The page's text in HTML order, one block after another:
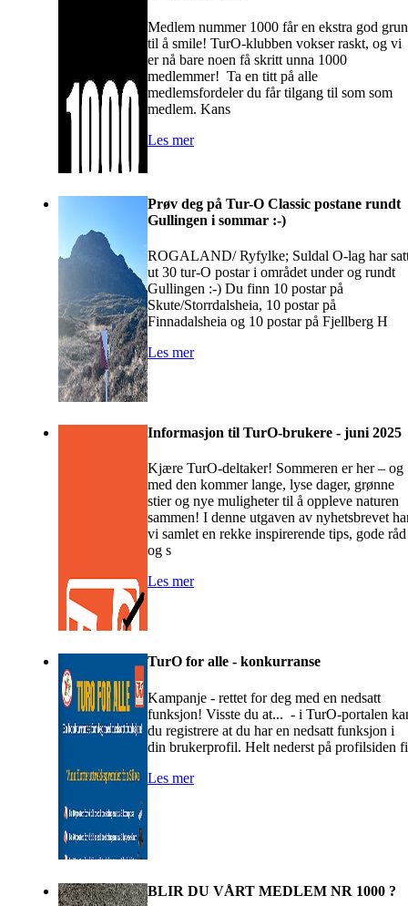
Medlem nummer 1000 får en ekstra god
til å smile! TurO-klubben vokser raskt, og vi
er nå bare noen få skritt unna 1000
medlemmer! Ta en titt på alle
medlemsfordeler du får tilgang til som som
medlem. Kans
Les mer
Prøv deg på Tur-O Classic postane rundt
Gullingen i sommar :-)
ROGALAND/ Ryfylke; Suldal O-lag har
ut 30 tur-O postar i området under og rundt
Gullingen :-) Du finn 10 postar på
Skute/Storrdalsheia, 10 postar på
Finnadalsheia og 10 postar på Fjellberg H
Les mer
Informasjon til TurO-brukere - juni 2025
Kjære TurO-deltaker! Sommeren er her – og
med den kommer lange, lyse dager, grønne
stier og nye muligheter til å oppleve naturen
sammen! I denne utgaven av nyhetsbrevet
vi samlet en rekke inspirerende tips, gode råd
og s
Les mer
TurO for alle - konkurranse
Kampanje - rettet for deg med en nedsatt
funksjon! Visste du at... - i TurO-portalen
du registrere at du har en nedsatt funksjon i
din brukerprofil. Helt nederst på profilsiden fi
Les mer
BLIR DU VÅRT MEDLEM NR 1000 ?